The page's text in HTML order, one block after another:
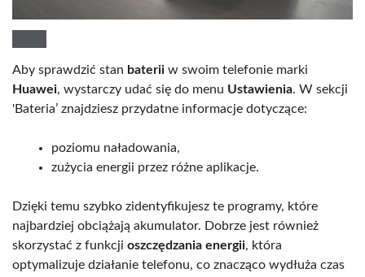
Aby sprawdzić stan baterii w swoim telefonie marki
Huawei, wystarczy udać się do menu Ustawienia. W sekcji
'Bateria’ znajdziesz przydatne informacje dotyczące:
poziomu naładowania,
zużycia energii przez różne aplikacje.
Dzięki temu szybko zidentyfikujesz te programy, które
najbardziej obciążają akumulator. Dobrze jest również
skorzystać z funkcji oszczędzania energii, która
optymalizuje działanie telefonu, co znacząco wydłuża czas